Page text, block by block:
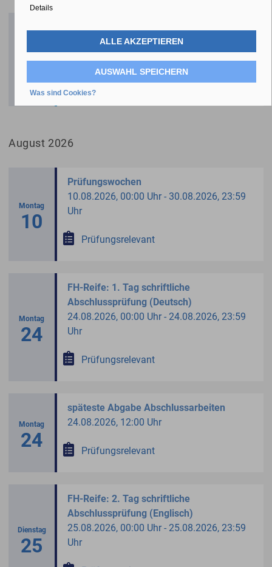
Montag
20
20.07.2026, 00:00 Uhr - 09.08.2026, 23:59
Semestertermin
August 2026
Montag
10
Prüfungswochen
10.08.2026, 00:00 Uhr - 30.08.2026, 23:59
Uhr
Prüfungsrelevant
Montag
24
FH-Reife: 1. Tag schriftliche
Abschlussprüfung (Deutsch)
24.08.2026, 00:00 Uhr - 24.08.2026, 23:59
Uhr
Prüfungsrelevant
Montag
24
späteste Abgabe Abschlussarbeiten
24.08.2026, 12:00 Uhr
Prüfungsrelevant
Dienstag
25
FH-Reife: 2. Tag schriftliche
Abschlussprüfung (Englisch)
25.08.2026, 00:00 Uhr - 25.08.2026, 23:59
Uhr
Details
ALLE AKZEPTIEREN
AUSWAHL SPEICHERN
Was sind Cookies?